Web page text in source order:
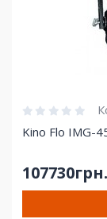
Kino Flo IMG-
107730грн.